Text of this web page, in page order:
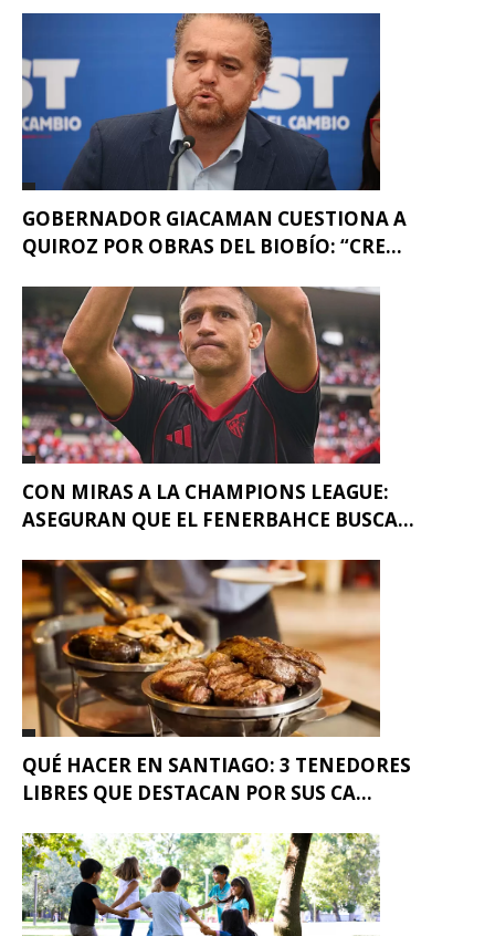
GOBERNADOR GIACAMAN CUESTIONA A
QUIROZ POR OBRAS DEL BIOBÍO: “CRE...
CON MIRAS A LA CHAMPIONS LEAGUE:
ASEGURAN QUE EL FENERBAHCE BUSCA...
QUÉ HACER EN SANTIAGO: 3 TENEDORES
LIBRES QUE DESTACAN POR SUS CA...